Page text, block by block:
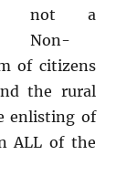
not a
Non-
of citizens
the rural
enlisting of
ALL of the